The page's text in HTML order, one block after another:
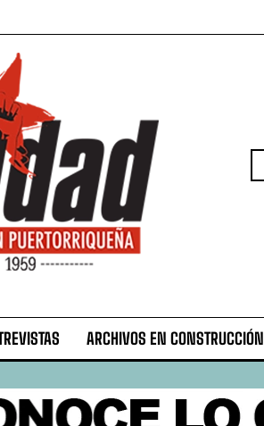
ARCHIVOS EN CONSTRUCCIÓN